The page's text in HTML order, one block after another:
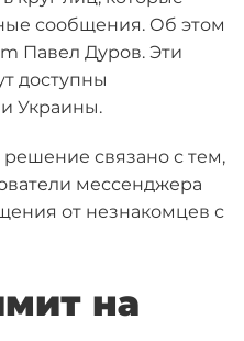
сообщения. Об этом
Павел Дуров. Эти
доступны
Украины.
связано с тем,
мессенджера
от незнакомцев с
на